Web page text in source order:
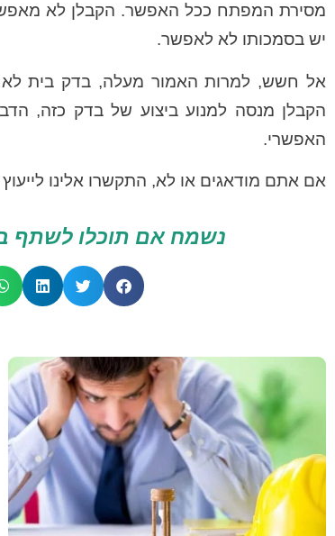
מסירת המפתח ככל האפשר. הקבלן לא
יש בסמכותו לא לאפשר.
אל חשש, למרות האמור מעלה, בדק בית
הקבלן מנסה למנוע ביצוע של בדק כזה,
האפשרי.
אם אתם מודאגים או לא, התקשרו אלינו
נשמח אם תוכלו לשתף